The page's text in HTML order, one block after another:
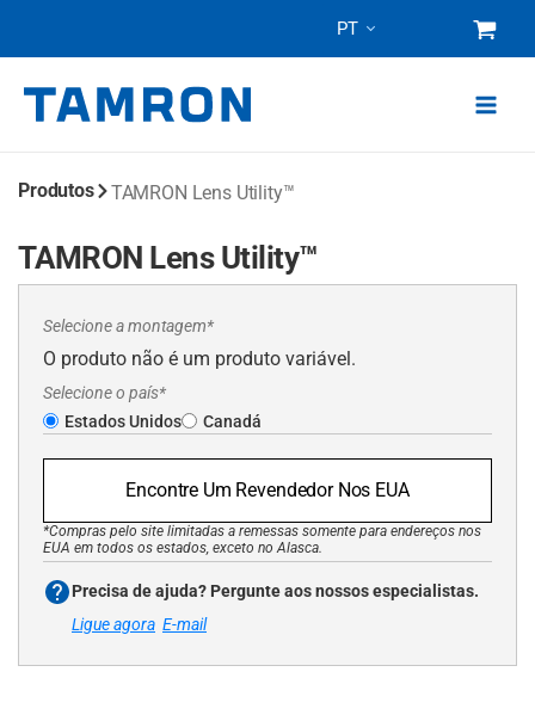
conteúdo
PT
Produtos TAMRON Lens Utility™
TAMRON Lens Utility™
Selecione a montagem*
O produto não é um produto variável.
Selecione o país*
Estados Unidos
Canadá
Encontre Um Revendedor Nos EUA
*Compras pelo site limitadas a remessas somente para endereços nos
EUA em todos os estados, exceto no Alasca.
Precisa de ajuda? Pergunte aos nossos especialistas.
Ligue agora E-mail